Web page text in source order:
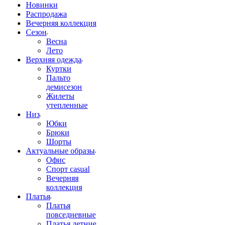
Новинки
Распродажа
Вечерняя коллекция
Сезон
Весна
Лето
Верхняя одежда
Куртки
Пальто
демисезон
Жилеты
утепленные
Низ
Юбки
Брюки
Шорты
Актуальные образы
Офис
Спорт casual
Вечерняя
коллекция
Платья
Платья
повседневные